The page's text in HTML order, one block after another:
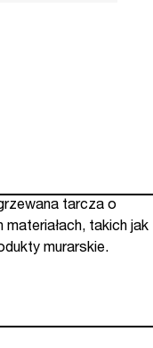
tarcza o
takich jak
murarskie.